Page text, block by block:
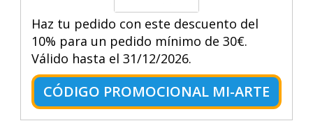
Haz tu pedido con este descuento del
10% para un pedido mínimo de 30€.
Válido hasta el 31/12/2026.
CÓDIGO PROMOCIONAL MI-ARTE